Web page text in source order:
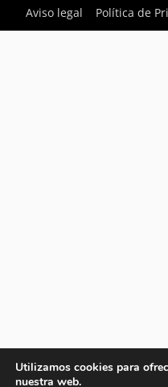
Aviso legal
Política de
Utilizamos cookies para
nuestra web.